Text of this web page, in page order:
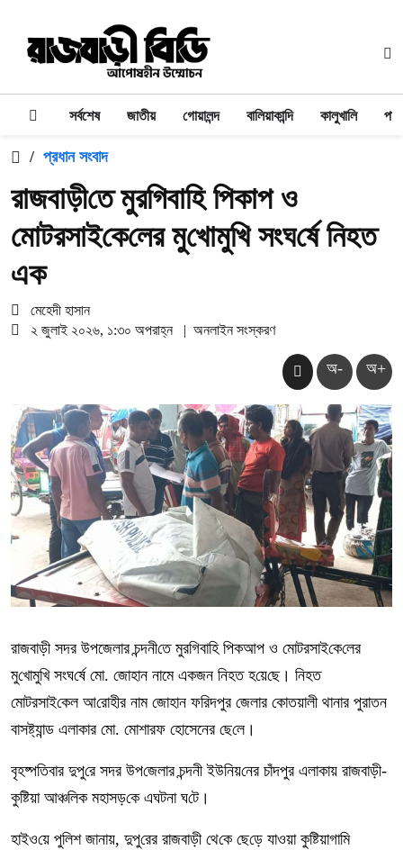
সর্বশেষ জাতীয় গোয়ালন্দ বালিয়াকান্দি কালুখালি
/ প্রধান সংবাদ
রাজবাড়ী‌তে মুর‌গিবা‌হি পিকাপ ও
মোটরসাই‌কে‌লের মু‌খোমু‌খি সংঘ‌র্ষে নিহত
এক
মেহেদী হাসান
২ জুলাই ২০২৬, ১:৩০ অপরাহ্ন
| অনলাইন সংস্করণ
অ- অ+
রাজবাড়ী সদর উপজেলার চন্দনী‌তে মুর‌গিবা‌হি পিকআপ ও মোটরসাই‌কে‌লের
মু‌খোমু‌খি সংঘ‌র্ষে মো. জোহান নামে একজন নিহত হ‌য়ে‌ছে। নিহত
মোটরসাই‌কেল আ‌রোহীর নাম জোহান ফ‌রিদপুর জেলার কোতয়ালী থানার পুরাতন
বাসষ্ট‌্যান্ড এলাকার মো. মোশারফ হোসেনের ছে‌লে।
বৃহষ্প‌তিবার দুপু‌রে সদর উপ‌জেলার চন্দনী ইউ‌নিয়‌নের চাঁদপুর এলাকায় রাজবাড়ী-
কু‌ষ্টিয়া আঞ্চ‌লিক মহাসড়‌কে এঘটনা ঘ‌টে।
হাইও‌য়ে পু‌লিশ জানায়, দুপু‌রের রাজবাড়ী থে‌কে ছে‌ড়ে যাওয়া কু‌ষ্টিয়াগা‌মি